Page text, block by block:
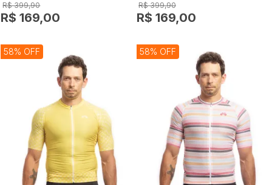
R$ 399,90
R$ 169,00
R$ 399,90
R$ 169,00
58% OFF 58% OFF